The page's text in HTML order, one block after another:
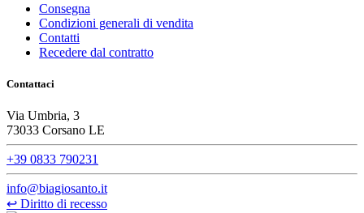
Consegna
Condizioni generali di vendita
Contatti
Recedere dal contratto
Contattaci
Via Umbria, 3
73033 Corsano LE
+39 0833 790231
info@biagiosanto.it
↩ Diritto di recesso